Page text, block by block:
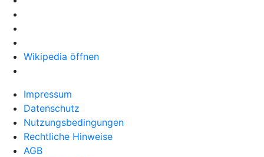
Wikipedia öffnen
Impressum
Datenschutz
Nutzungsbedingungen
Rechtliche Hinweise
AGB